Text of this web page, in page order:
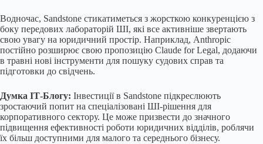
Водночас, Sandstone стикатиметься з жорсткою конкуренцією з
боку передових лабораторій ШІ, які все активніше звертають
свою увагу на юридичний простір. Наприклад, Anthropic
постійно розширює свою пропозицію Claude for Legal, додаючи
в травні нові інструменти для пошуку судових справ та
підготовки до свідчень.
Думка ІТ-Блогу: Інвестиції в Sandstone підкреслюють
зростаючий попит на спеціалізовані ШІ-рішення для
корпоративного сектору. Це може призвести до значного
підвищення ефективності роботи юридичних відділів, роблячи
їх більш доступними для малого та середнього бізнесу.